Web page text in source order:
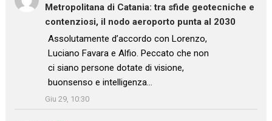
Metropolitana di Catania: tra sfide geotecniche e
contenziosi, il nodo aeroporto punta al 2030
: “
Assolutamente d’accordo con Lorenzo,
Luciano Favara e Alfio. Peccato che non
ci siano persone dotate di visione,
buonsenso e intelligenza…
”
Giu 29, 10:30